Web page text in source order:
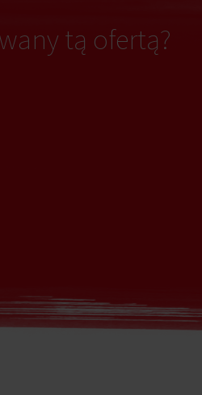
tą ofertą?